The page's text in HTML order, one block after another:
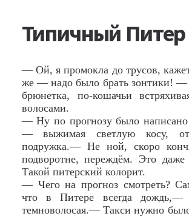
Типичный Питер
— Ой, я промокла до трусов,
же — надо было брать зонтики! —
брюнетка, по-кошачьи
волосами.
— Ну по прогнозу было написано
— выжимая светлую косу,
подружка.— Не ной, скоро
подворотне, переждём. Это даже
Такой питерский колорит.
— Чего на прогноз смотреть?
что в Питере всегда дождь,—
темноволосая.— Такси нужно